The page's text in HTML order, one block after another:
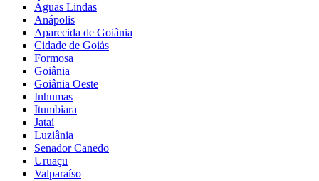
Águas Lindas
Anápolis
Aparecida de Goiânia
Cidade de Goiás
Formosa
Goiânia
Goiânia Oeste
Inhumas
Itumbiara
Jataí
Luziânia
Senador Canedo
Uruaçu
Valparaíso